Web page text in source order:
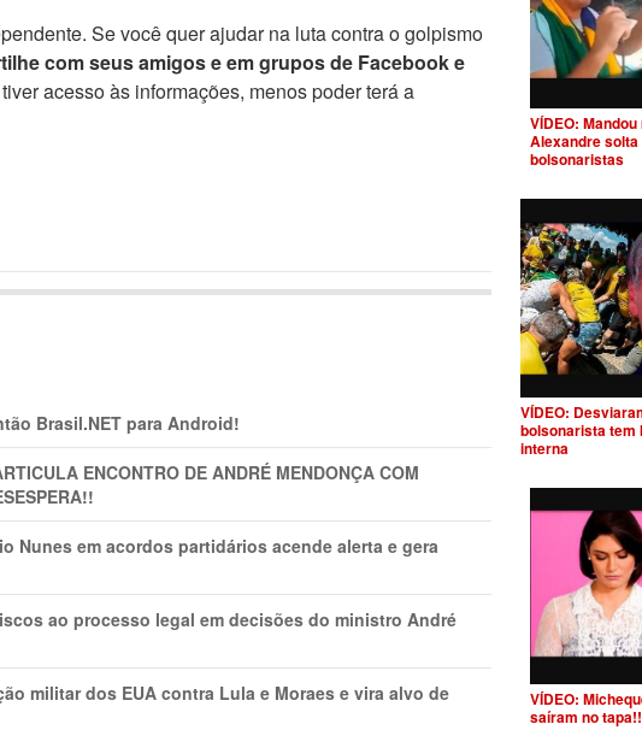
Se você quer ajudar na luta contra o golpismo
com seus amigos e em grupos de Facebook e
acesso às informações, menos poder terá a
Brasil.NET para Android!
ENCONTRO DE ANDRÉ MENDONÇA COM
Nunes em acordos partidários acende alerta e gera
ao processo legal em decisões do ministro André
militar dos EUA contra Lula e Moraes e vira alvo de
VÍDEO:
Alexandre
bolsonaristas
VÍDEO:
bolsonarista tem
interna
VÍDEO:
saíram no tapa!!